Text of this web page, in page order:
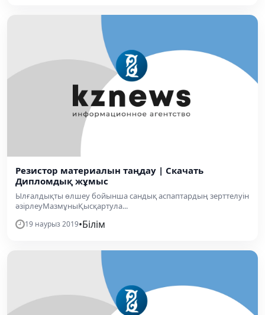
Резистор материалын таңдау | Скачать
Дипломдық жұмыс
Ылғалдықты өлшеу бойынша сандық аспаптардың зерттелуін
әзірлеуМазмұныҚысқартула...
19 наурыз 2019•Білім